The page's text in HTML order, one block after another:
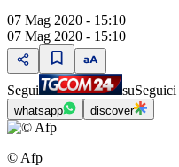
07 Mag 2020 - 15:10
07 Mag 2020 - 15:10
Segui suSeguici
whatsapp discover
© Afp